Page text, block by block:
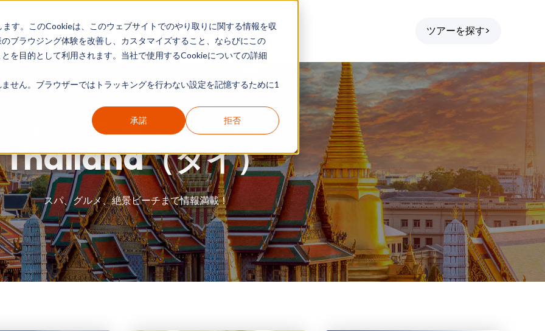
す。このCookieは、このウェブサイトでのやり取りに関する情報を収
ブラウジング体験を改善し、カスタマイズすること、ならびにこの
を目的として利用されます。当社で使用するCookieについての詳細
せん。ブラウザーではトラッキングを行わない設定を記憶するために1
承諾 拒否
現地リポート カテゴリー別ガイド 情報一覧 ツアーを探す>
微笑みの国、タイの魅力をブログで発見！
Thailand（タイ）
スパ、グルメ、絶景ビーチまで情報満載！